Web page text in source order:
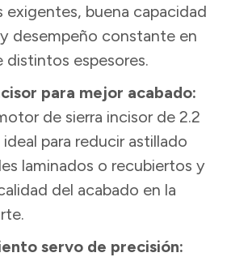
exigentes, buena capacidad
desempeño constante en
distintos espesores.
para mejor acabado:
de sierra incisor de 2.2
para reducir astillado
laminados o recubiertos y
del acabado en la
servo de precisión: